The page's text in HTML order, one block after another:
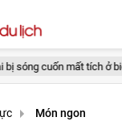
tích ở biển Đắk Lắk
Món ngon